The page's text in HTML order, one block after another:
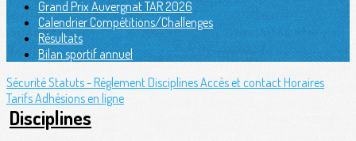
Grand Prix Auvergnat TAR 2026
Calendrier Compétitions/Challenges
Résultats
Bilan sportif annuel
SécuritéStatuts - RéglementDisciplinesAccès et contact Horaires
TarifsAdhésions en ligne
Disciplines